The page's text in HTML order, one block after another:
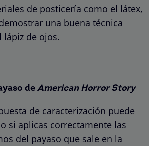
de posticería como el látex,
una buena técnica
lápiz de ojos.
de American Horror Story
de caracterización puede
si aplicas correctamente las
del payaso que sale en la